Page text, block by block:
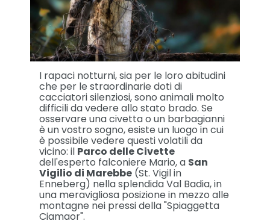
I rapaci notturni, sia per le loro abitudini
che per le straordinarie doti di
cacciatori silenziosi, sono animali molto
difficili da vedere allo stato brado. Se
osservare una civetta o un barbagianni
è un vostro sogno, esiste un luogo in cui
è possibile vedere questi volatili da
vicino: il Parco delle Civette
dell'esperto falconiere Mario, a San
Vigilio di Marebbe (St. Vigil in
Enneberg) nella splendida Val Badia, in
una meravigliosa posizione in mezzo alle
montagne nei pressi della "Spiaggetta
Ciamaor".